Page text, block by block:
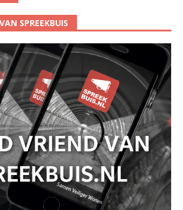
SPREEKBUIS